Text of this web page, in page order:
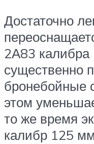
Достаточно
2А83
существенно
бронебойные
этом
то же время
калибр 125